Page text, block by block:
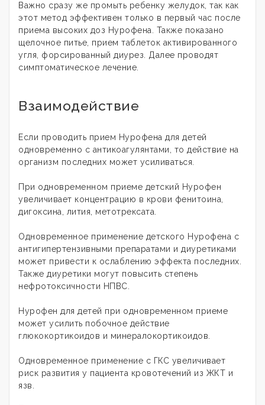
Важно сразу же промыть ребенку желудок, так как
этот метод эффективен только в первый час после
приема высоких доз Нурофена. Также показано
щелочное питье, прием таблеток активированного
угля, форсированный диурез. Далее проводят
симптоматическое лечение.
Взаимодействие
Если проводить прием Нурофена для детей
одновременно с антикоагулянтами, то действие на
организм последних может усиливаться.
При одновременном приеме детский Нурофен
увеличивает концентрацию в крови фенитоина,
дигоксина, лития, метотрексата.
Одновременное применение детского Нурофена с
антигипертензивными препаратами и диуретиками
может привести к ослаблению эффекта последних.
Также диуретики могут повысить степень
нефротоксичности НПВС.
Нурофен для детей при одновременном приеме
может усилить побочное действие
глюкокортикоидов и минералокортикоидов.
Одновременное применение с ГКС увеличивает
риск развития у пациента кровотечений из ЖКТ и
язв.